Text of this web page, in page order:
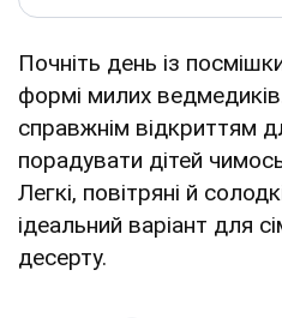
Почніть день із
формі милих
справжнім відкриттям
порадувати дітей
Легкі, повітряні й
ідеальний варіант для
десерту.